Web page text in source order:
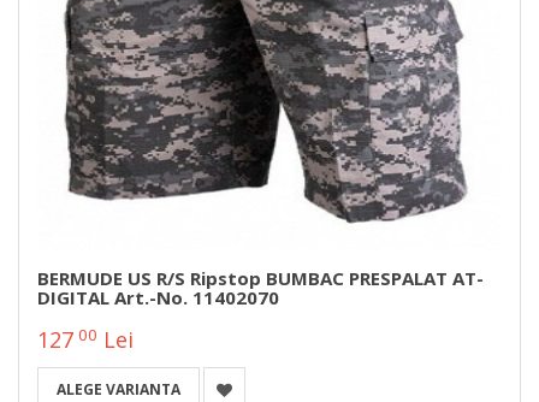
BERMUDE US R/S Ripstop BUMBAC PRESPALAT AT-
DIGITAL Art.-No. 11402070
127 00 Lei
ALEGE VARIANTA